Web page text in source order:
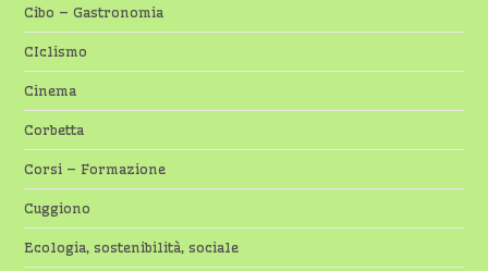
Cibo – Gastronomia
CIclismo
Cinema
Corbetta
Corsi – Formazione
Cuggiono
Ecologia, sostenibilità, sociale